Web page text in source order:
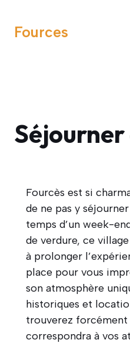
contenu
Fources
Séjourner
Fourcès est si
de ne pas y
temps d’un week-
de verdure, ce
à prolonger
place pour vous
son atmosphère
historiques et
trouverez forcément
correspondra à vos